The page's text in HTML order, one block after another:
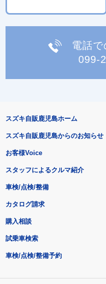
電話
099-
スズキ自販鹿児島ホーム
スズキ自販鹿児島からのお知らせ
お客様Voice
スタッフによるクルマ紹介
車検/点検/整備
カタログ請求
購入相談
試乗車検索
車検/点検/整備予約